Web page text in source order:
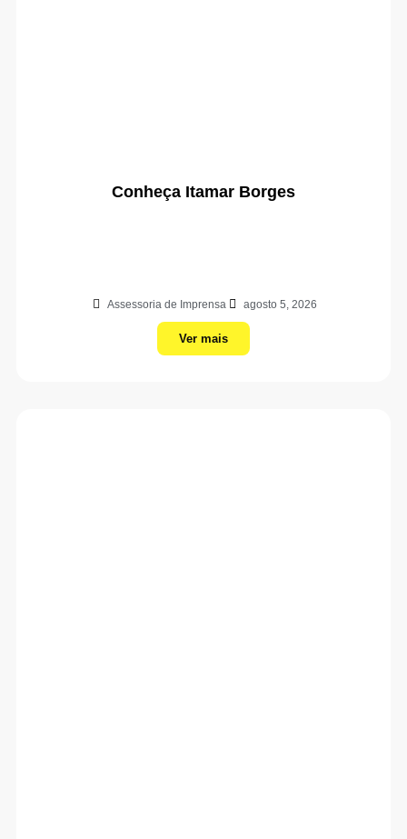
Conheça Itamar Borges
Assessoria de Imprensa agosto 5, 2026
Ver mais